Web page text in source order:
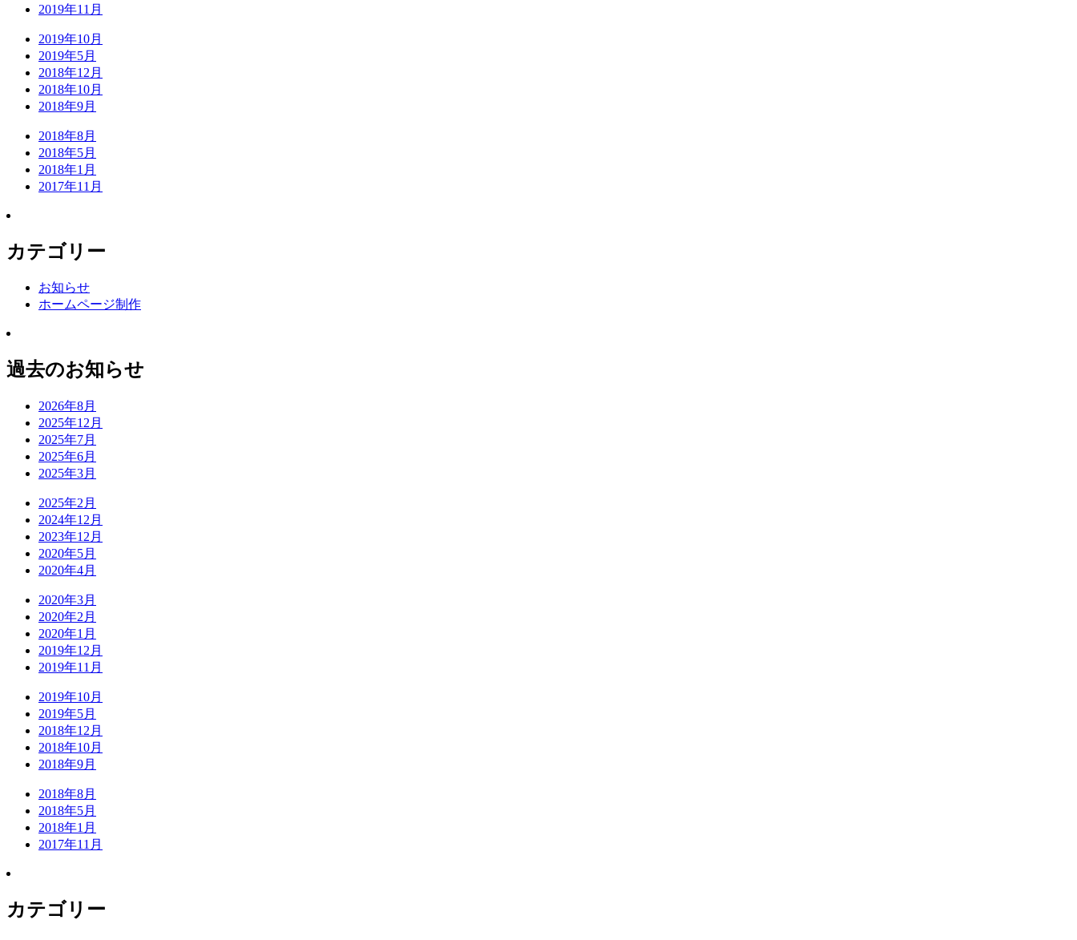
2019年11月
2019年10月
2019年5月
2018年12月
2018年10月
2018年9月
2018年8月
2018年5月
2018年1月
2017年11月
カテゴリー
お知らせ
ホームページ制作
過去のお知らせ
2026年8月
2025年12月
2025年7月
2025年6月
2025年3月
2025年2月
2024年12月
2023年12月
2020年5月
2020年4月
2020年3月
2020年2月
2020年1月
2019年12月
2019年11月
2019年10月
2019年5月
2018年12月
2018年10月
2018年9月
2018年8月
2018年5月
2018年1月
2017年11月
カテゴリー